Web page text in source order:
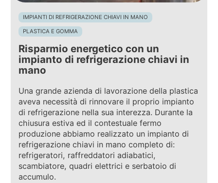
IMPIANTI DI REFRIGERAZIONE CHIAVI IN MANO
PLASTICA E GOMMA
Risparmio energetico con un
impianto di refrigerazione chiavi in
mano
Una grande azienda di lavorazione della plastica
aveva necessità di rinnovare il proprio impianto
di refrigerazione nella sua interezza. Durante la
chiusura estiva ed il contestuale fermo
produzione abbiamo realizzato un impianto di
refrigerazione chiavi in mano completo di:
refrigeratori, raffreddatori adiabatici,
scambiatore, quadri elettrici e serbatoio di
accumulo.